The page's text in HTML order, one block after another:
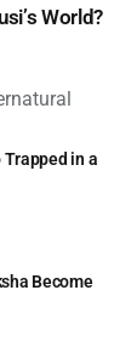
World?
Trapped in a
Become